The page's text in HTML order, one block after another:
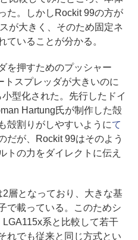
た。しかしRockit 99の方が
が大きく、そのため固定ネ
ていることが分かる。
を押すためのプッシャー
スプレッダが大きいのに
型化された。先行したドイ
Hartung氏が制作した殻
殻割りがしやすいようにて
だが、Rockit 99はそのよう
トの力をダイレクトに伝え
層となっており、大きな基
で載っている。このためシ
系と比較して若干
れでも従来と同じ方式とい